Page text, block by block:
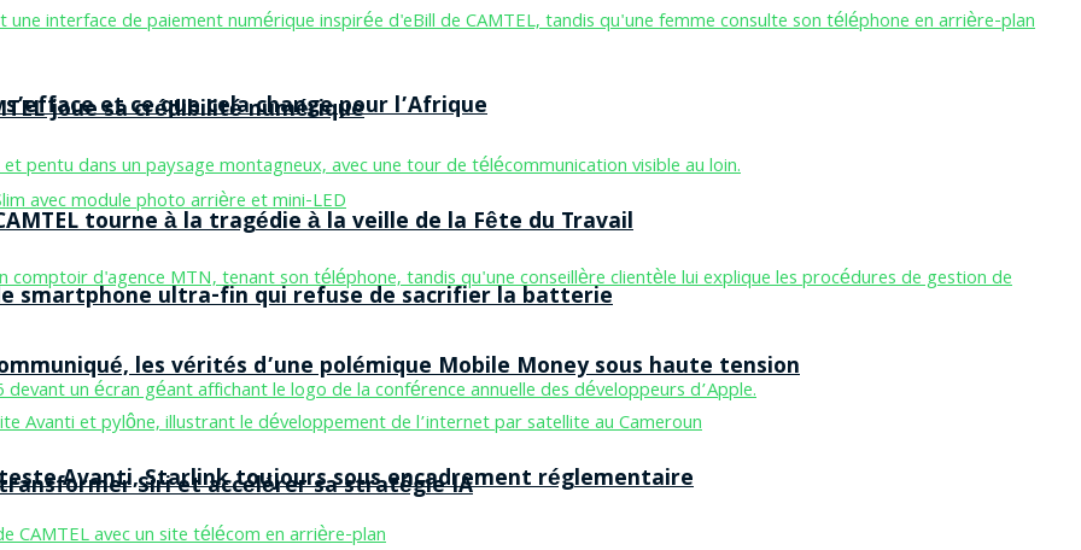
et ce que cela change pour l’Afrique
le smartphone ultra-fin qui refuse de sacrifier la batterie
transformer Siri et accélérer sa stratégie IA
joue sa crédibilité numérique
tourne à la tragédie à la veille de la Fête du Travail
les vérités d’une polémique Mobile Money sous haute tension
Avanti, Starlink toujours sous encadrement réglementaire